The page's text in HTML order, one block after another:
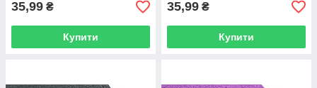
35,99 ₴
Купити
35,99 ₴
Купити